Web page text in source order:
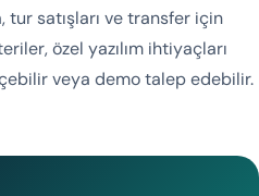
tur satışları ve transfer için
özel yazılım ihtiyaçları
veya demo talep edebilir.